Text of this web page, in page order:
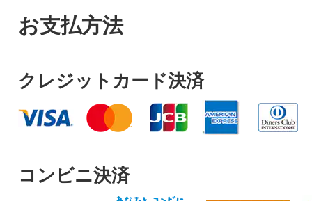
お支払方法
クレジットカード決済
コンビニ決済